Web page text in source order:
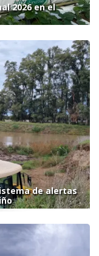
2026 en el
de alertas